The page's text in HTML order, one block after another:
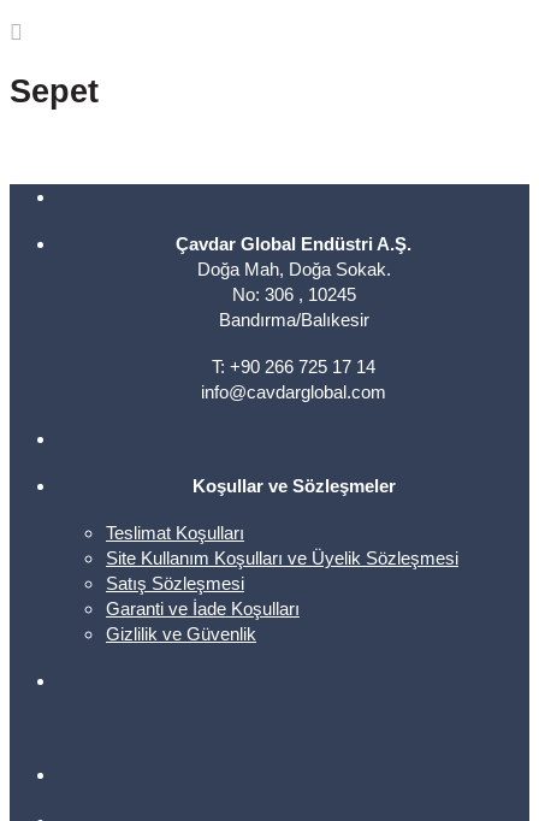
Sepet
Çavdar Global Endüstri A.Ş.
Doğa Mah, Doğa Sokak.
No: 306 , 10245
Bandırma/Balıkesir
T: +90 266 725 17 14
info@cavdarglobal.com
Koşullar ve Sözleşmeler
Teslimat Koşulları
Site Kullanım Koşulları ve Üyelik Sözleşmesi
Satış Sözleşmesi
Garanti ve İade Koşulları
Gizlilik ve Güvenlik